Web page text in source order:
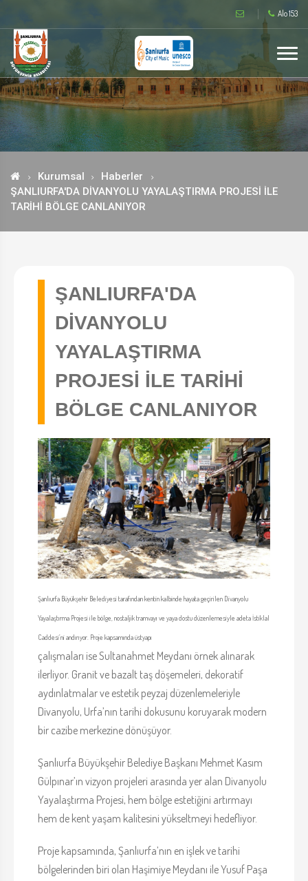
Alo 153
Kurumsal
Haberler
ŞANLIURFA'DA DİVANYOLU YAYALAŞTIRMA PROJESİ İLE
TARİHİ BÖLGE CANLANIYOR
ŞANLIURFA'DA
DİVANYOLU
YAYALAŞTIRMA
PROJESİ İLE TARİHİ
BÖLGE CANLANIYOR
Şanlıurfa Büyükşehir Belediyesi tarafından kentin kalbinde hayata geçirilen Divanyolu
Yayalaştırma Projesi ile bölge, nostaljik tramvayı ve yaya dostu düzenlemesiyle adeta İstiklal
Caddesi’ni andırıyor. Proje kapsamında üstyapı
çalışmaları ise Sultanahmet Meydanı örnek alınarak
ilerliyor. Granit ve bazalt taş döşemeleri, dekoratif
aydınlatmalar ve estetik peyzaj düzenlemeleriyle
Divanyolu, Urfa’nın tarihi dokusunu koruyarak modern
bir cazibe merkezine dönüşüyor.
Şanlıurfa Büyükşehir Belediye Başkanı Mehmet Kasım
Gülpınar’ın vizyon projeleri arasında yer alan Divanyolu
Yayalaştırma Projesi, hem bölge estetiğini artırmayı
hem de kent yaşam kalitesini yükseltmeyi hedefliyor.
Proje kapsamında, Şanlıurfa’nın en işlek ve tarihi
bölgelerinden biri olan Haşimiye Meydanı ile Yusuf Paşa